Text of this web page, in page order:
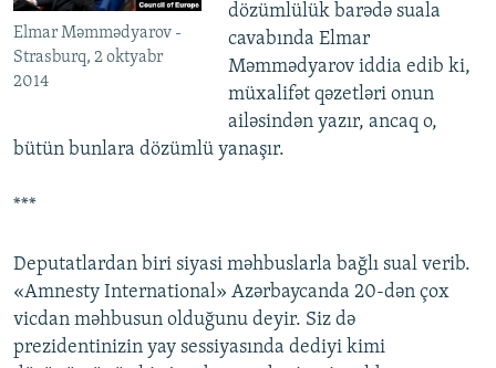
Elmar Məmmədyarov -
Strasburq, 2 oktyabr
2014
dözümlülük barədə suala
cavabında Elmar
Məmmədyarov iddia edib ki,
müxalifət qəzetləri onun
ailəsindən yazır, ancaq o,
bütün bunlara dözümlü yanaşır.
***
Deputatlardan biri siyasi məhbuslarla bağlı sual verib.
«Amnesty International» Azərbaycanda 20-dən çox
vicdan məhbusun olduğunu deyir. Siz də
prezidentinizin yay sessiyasında dediyi kimi